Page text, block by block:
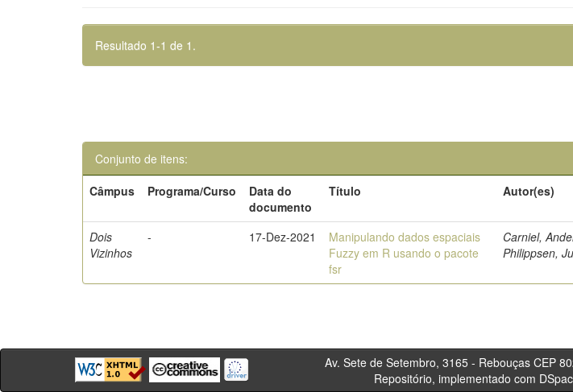
Resultado 1-1 de 1.
Conjunto de itens:
Câmpus
Programa/Curso
Data do
documento
Título Autor(es)
Dois
Vizinhos
- 17-Dez-2021
Manipulando dados espaciais
Fuzzy em R usando o pacote
fsr
Carniel,
Philippsen,
Av. Sete de Setembro, 3165 - Rebouças
Repositório, implementado com